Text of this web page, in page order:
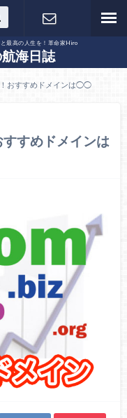
最高の人生を！革命家Hiro
海日誌
お問い合わ
せ
！おすすめドメインは◯◯
すめドメインは